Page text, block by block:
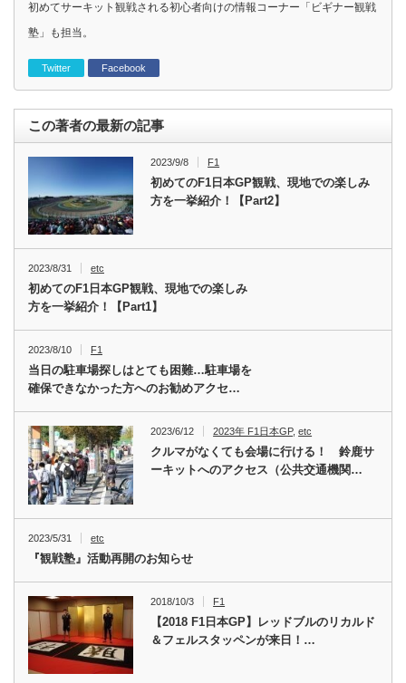
初めてサーキット観戦される初心者向けの情報コーナー「ビギナー観戦
塾」も担当。
Twitter Facebook
この著者の最新の記事
2023/9/8 F1
初めてのF1日本GP観戦、現地での楽しみ
方を一挙紹介！【Part2】
2023/8/31 etc
初めてのF1日本GP観戦、現地での楽しみ
方を一挙紹介！【Part1】
2023/8/10 F1
当日の駐車場探しはとても困難…駐車場を
確保できなかった方へのお勧めアクセ…
2023/6/12 2023年 F1日本GP,etc
クルマがなくても会場に行ける！ 鈴鹿サ
ーキットへのアクセス（公共交通機関…
2023/5/31 etc
『観戦塾』活動再開のお知らせ
2018/10/3 F1
【2018 F1日本GP】レッドブルのリカルド
＆フェルスタッペンが来日！…